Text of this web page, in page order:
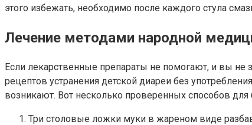
этого избежать, необходимо после каждого стула
Лечение методами народной
Если лекарственные препараты не помогают, и вы не
рецептов устранения детской диареи без
возникают. Вот несколько проверенных способов
Три столовые ложки муки в жареном виде